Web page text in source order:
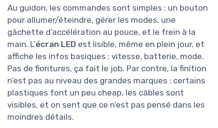
Au guidon, les commandes sont simples : un bouton
pour allumer/éteindre, gérer les modes, une
gâchette d’accélération au pouce, et le frein à la
main. L’écran LED est lisible, même en plein jour, et
affiche les infos basiques : vitesse, batterie, mode.
Pas de fioritures, ça fait le job. Par contre, la finition
n’est pas au niveau des grandes marques : certains
plastiques font un peu cheap, les câbles sont
visibles, et on sent que ce n’est pas pensé dans les
moindres détails.